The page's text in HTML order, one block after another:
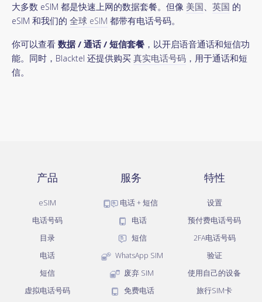
大多数 eSIM 都是快速上网的数据套餐。但像 美国、 英国 的
eSIM 和我们的 全球 eSIM 都带有电话号码。
你可以查看 数据 / 通话 / 短信套餐 ，以开启语音通话和短信功
能。同时，Blacktel 还提供购买 真实电话号码 ，用于通话和短
信。
产品
eSIM
电话号码
目录
电话
短信
虚拟电话号码
服务
电话 + 短信
电话
短信
WhatsApp SIM
废弃 SIM
免费电话
特性
设置
预付费电话号码
2FA电话号码
验证
使用自己的设备
旅行SIM卡